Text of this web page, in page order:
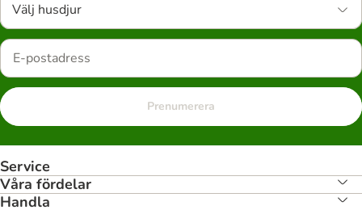
Välj husdjur
Prenumerera
Service
Våra fördelar
Handla